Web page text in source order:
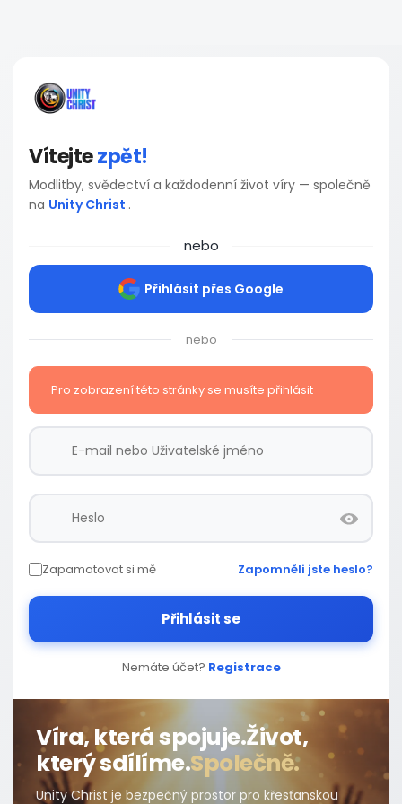
Vítejtezpět!
Modlitby, svědectví a každodenní život víry — společně
na Unity Christ .
nebo
Přihlásit přes Google
nebo
Pro zobrazení této stránky se musíte přihlásit
Zapamatovat si mě Zapomněli jste heslo?
Přihlásit se
Nemáte účet? Registrace
Víra, která spojuje.Život,
který sdílíme.Společně.
Unity Christ je bezpečný prostor pro křesťanskou